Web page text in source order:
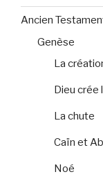
Ancien
Genèse
La
Dieu crée
La chute
Caïn et
Noé